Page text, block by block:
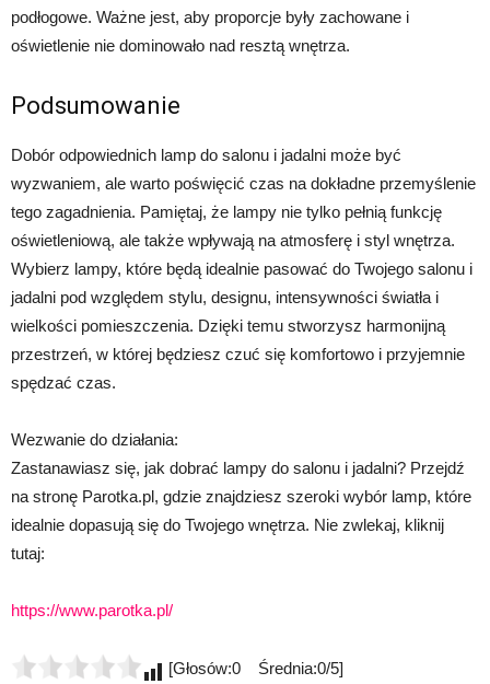
podłogowe. Ważne jest, aby proporcje były zachowane i
oświetlenie nie dominowało nad resztą wnętrza.
Podsumowanie
Dobór odpowiednich lamp do salonu i jadalni może być
wyzwaniem, ale warto poświęcić czas na dokładne przemyślenie
tego zagadnienia. Pamiętaj, że lampy nie tylko pełnią funkcję
oświetleniową, ale także wpływają na atmosferę i styl wnętrza.
Wybierz lampy, które będą idealnie pasować do Twojego salonu i
jadalni pod względem stylu, designu, intensywności światła i
wielkości pomieszczenia. Dzięki temu stworzysz harmonijną
przestrzeń, w której będziesz czuć się komfortowo i przyjemnie
spędzać czas.
Wezwanie do działania:
Zastanawiasz się, jak dobrać lampy do salonu i jadalni? Przejdź
na stronę Parotka.pl, gdzie znajdziesz szeroki wybór lamp, które
idealnie dopasują się do Twojego wnętrza. Nie zwlekaj, kliknij
tutaj:
https://www.parotka.pl/
[Głosów:0 Średnia:0/5]